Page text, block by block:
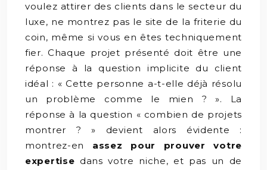
voulez attirer des clients dans le secteur du
luxe, ne montrez pas le site de la friterie du
coin, même si vous en êtes techniquement
fier. Chaque projet présenté doit être une
réponse à la question implicite du client
idéal : « Cette personne a-t-elle déjà résolu
un problème comme le mien ? ». La
réponse à la question « combien de projets
montrer ? » devient alors évidente :
montrez-en assez pour prouver votre
expertise dans votre niche, et pas un de